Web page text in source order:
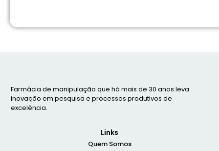
Farmácia de manipulação que há mais de 30 anos leva
inovação em pesquisa e processos produtivos de
excelência.
Links
Quem Somos